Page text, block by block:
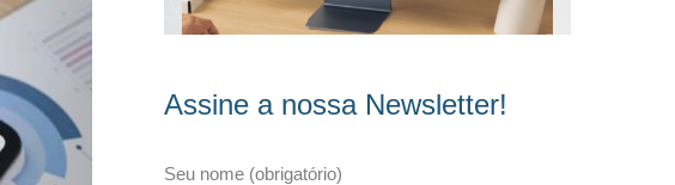
Assine a nossa Newsletter!
Seu nome (obrigatório)